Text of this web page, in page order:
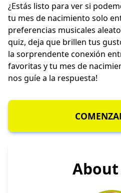
¿Estás listo para ver si
tu mes de nacimiento solo
preferencias musicales
quiz, deja que brillen tus
la sorprendente conexión
favoritas y tu mes de
nos guíe a la respuesta!
About